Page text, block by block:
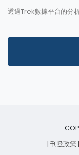
透過Trek數據平台的分
| 刊登政策